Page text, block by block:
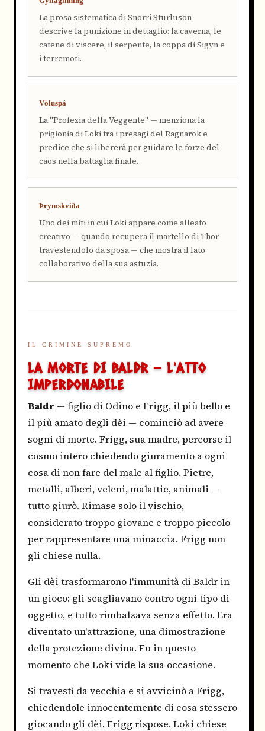
La prosa sistematica di Snorri Sturluson
descrive la punizione in dettaglio: la caverna, le
catene di viscere, il serpente, la coppa di Sigyn e
i terremoti.
Völuspá
La "Profezia della Veggente" — menziona la
prigionia di Loki tra i presagi del Ragnarök e
predice che si libererà per guidare le forze del
caos nella battaglia finale.
Þrymskviða
Uno dei miti in cui Loki appare come alleato
creativo — quando recupera il martello di Thor
travestendolo da sposa — che mostra il lato
collaborativo della sua astuzia.
IL CRIMINE SUPREMO
LA MORTE DI BALDR — L'ATTO
IMPERDONABILE
Baldr — figlio di Odino e Frigg, il più bello e
il più amato degli dèi — cominciò ad avere
sogni di morte. Frigg, sua madre, percorse il
cosmo intero chiedendo giuramento a ogni
cosa di non fare del male al figlio. Pietre,
metalli, alberi, veleni, malattie, animali —
tutto giurò. Rimase solo il vischio,
considerato troppo giovane e troppo piccolo
per rappresentare una minaccia. Frigg non
gli chiese nulla.
Gli dèi trasformarono l'immunità di Baldr in
un gioco: gli scagliavano contro ogni tipo di
oggetto, e tutto rimbalzava senza effetto. Era
diventato un'attrazione, una dimostrazione
della protezione divina. Fu in questo
momento che Loki vide la sua occasione.
Si travestì da vecchia e si avvicinò a Frigg,
chiedendole innocentemente di cosa stessero
giocando gli dèi. Frigg rispose. Loki chiese